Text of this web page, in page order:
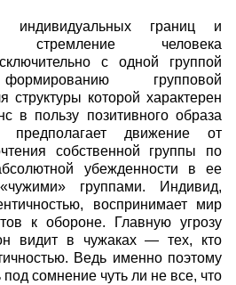
границ и
стремление человека
с одной группой
групповой
структуры которой характерен
в пользу позитивного образа
движение от
собственной группы по
убежденности в ее
группами. Индивид,
воспринимает мир
к обороне. Главную угрозу
видит в чужаках — тех, кто
Ведь именно поэтому
сомнение чуть ли не все, что